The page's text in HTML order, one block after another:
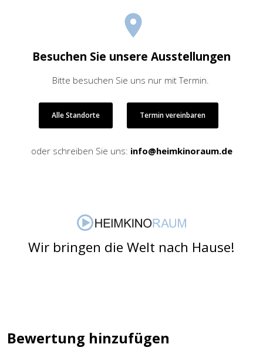
Besuchen Sie unsere Ausstellungen
Bitte besuchen Sie uns nur mit Termin.
Alle Standorte Termin vereinbaren
oder schreiben Sie uns: info@heimkinoraum.de
Wir bringen die Welt nach Hause!
Bewertung hinzufügen